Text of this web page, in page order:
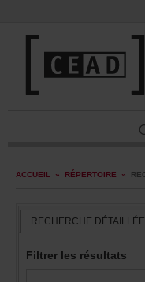
ACCUEIL » RÉPERTOIRE »
RECHERCHEDÉTAILLÉE
Filtrerlesrésultats